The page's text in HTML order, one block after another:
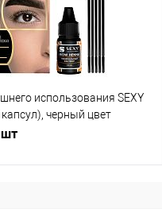
использования SEXY
капсул), черный цвет